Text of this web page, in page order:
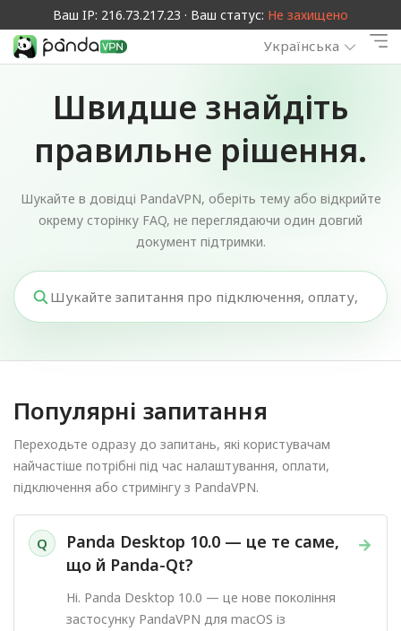
Ваш IP: 216.73.217.23 · Ваш статус: Не захищено
Українська
Швидше знайдіть
правильне рішення.
Шукайте в довідці PandaVPN, оберіть тему або відкрийте
окрему сторінку FAQ, не переглядаючи один довгий
документ підтримки.
Популярні запитання
Переходьте одразу до запитань, які користувачам
найчастіше потрібні під час налаштування, оплати,
підключення або стримінгу з PandaVPN.
Q →
Panda Desktop 10.0 — це те саме,
що й Panda-Qt?
Ні. Panda Desktop 10.0 — це нове покоління
застосунку PandaVPN для macOS із